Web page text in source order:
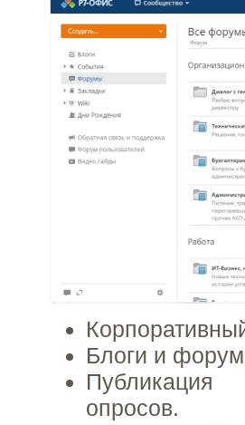
Блоги и
опросов.